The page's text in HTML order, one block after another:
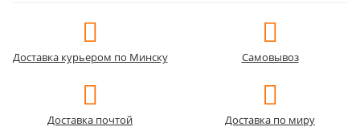
Доставка курьером по Минску Самовывоз
Доставка почтой Доставка по миру